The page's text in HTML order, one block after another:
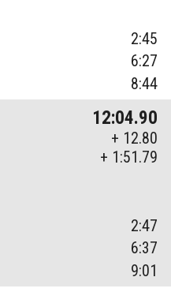
2:45
6:27
8:44
12:04.90
+ 12.80
+ 1:51.79
2:47
6:37
9:01